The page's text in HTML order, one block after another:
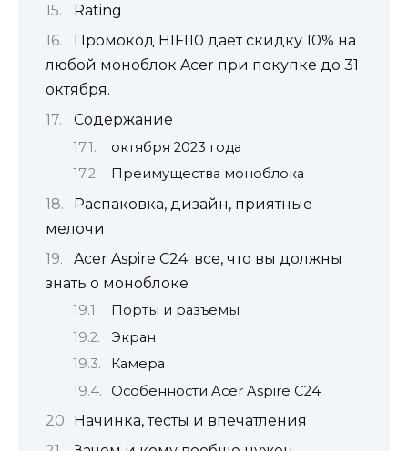
Rating
Промокод HIFI10 дает скидку 10% на
любой моноблок Acer при покупке до 31
октября.
Содержание
октября 2023 года
Преимущества моноблока
Распаковка, дизайн, приятные
мелочи
Acer Aspire C24: все, что вы должны
знать о моноблоке
Порты и разъемы
Экран
Камера
Особенности Acer Aspire C24
Начинка, тесты и впечатления